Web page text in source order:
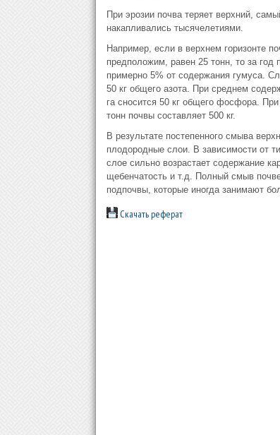
При эрозии почва теряет верхний,
накапливались тысячелетиями.
Например, если в верхнем горизонте
предположим, равен 25 тонн, то за год
примерно 5% от содержания гумуса.
50 кг общего азота. При среднем
га сносится 50 кг общего фосфора.
тонн почвы составляет 500 кг.
В результате постепенного смыва
плодородные слои. В зависимости от
слое сильно возрастает содержание
щебенчатость и т.д. Полный смыв
подпочвы, которые иногда занимают
Скачать реферат